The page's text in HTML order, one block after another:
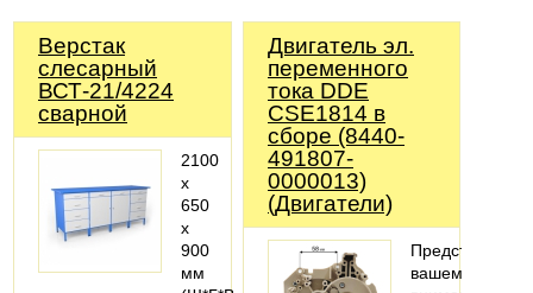
Верстак
слесарный
ВСТ-21/4224
сварной
2100
х
650
х
900
мм
Двигатель эл.
переменного
тока DDE
CSE1814 в
сборе (8440-
491807-
0000013)
(Двигатели)
Представляем
вашему